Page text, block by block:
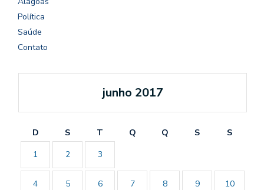
Política
Saúde
Contato
junho 2017
D S T Q Q S
S
1
2 3
4 5 6 7 8 9 10